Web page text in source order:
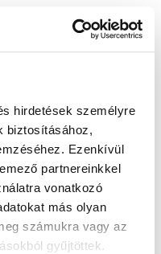
hirdetések személyre
biztosításához,
Ezenkívül
partnereinkkel
vonatkozó
más olyan
számukra vagy az
gyűjtöttek.